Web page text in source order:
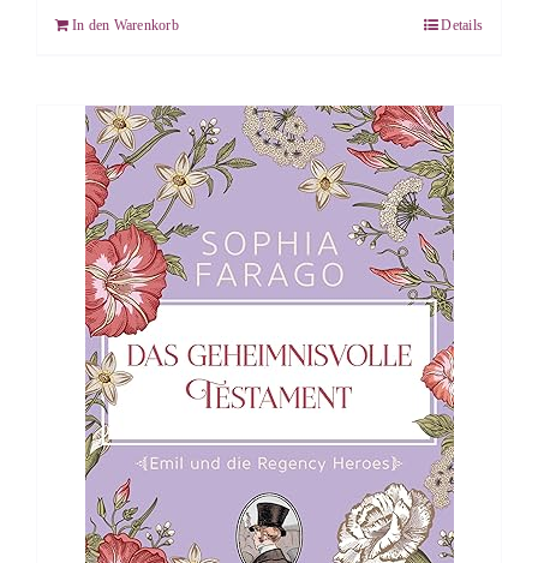
In den Warenkorb Details